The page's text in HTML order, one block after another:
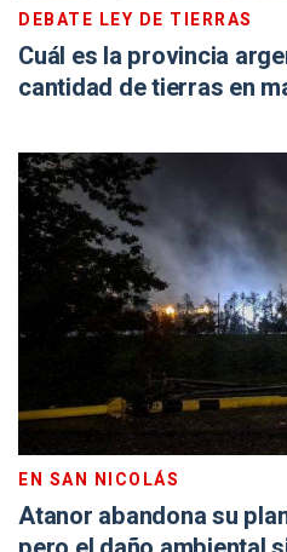
DEBATE LEY DE TIERRAS
Cuál es la provincia
cantidad de tierras en
EN SAN NICOLÁS
Atanor abandona su